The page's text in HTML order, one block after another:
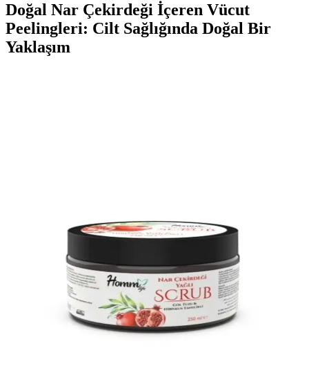
Doğal Nar Çekirdeği İçeren Vücut
Peelingleri: Cilt Sağlığında Doğal Bir
Yaklaşım